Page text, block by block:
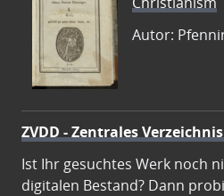
Autor:
ZVDD - Zentrales
Ist Ihr gesuchtes Werk noch
digitalen Bestand? Dann